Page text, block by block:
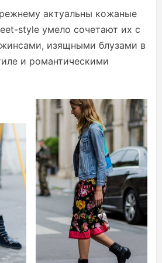
актуальны кожаные
style умело сочетают их с
изящными блузами в
и романтическими